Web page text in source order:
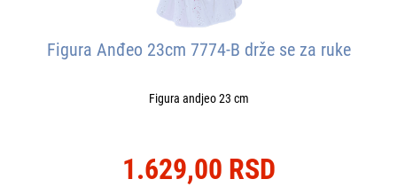
Figura Anđeo 23cm 7774-B drže se za ruke
Figura andjeo 23 cm
1.629,00 RSD